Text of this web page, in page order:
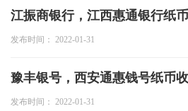
江振商银行，江西惠通银行纸
发布时间： 2022-01-31
豫丰银号，西安通惠钱号纸币
发布时间： 2022-01-31